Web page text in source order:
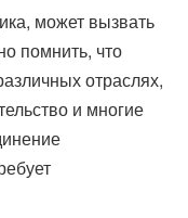
может вызвать
помнить, что
отраслях,
и многие